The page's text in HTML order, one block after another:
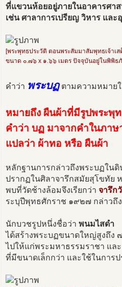
ที่แขวนห้อยอยู่ภายในอาคารศา
เช่น ศาลาการเปรียญ วิหาร แล
[พระพุทธประวัติ ตอนพระสัมมาสัมพุทธเจ้า
ขนาด ๐.๗๖ x ๑.๖๖ เมตร ปัจจุบันอยู่ในพิพิ
คำว่า พระบฏตามความหมาย
หมายถึง ผืนผ้าที่มีรูปพระพุ
คำว่า บฏ มาจากคำในภา
แปลว่า ผ้าทอ หรือ ผืนผ้า
หลักฐานการกล่าวถึงพระบฏใน
ปรากฏในศิลาจารึกสมัยสุโขทัย
พบที่วัดช้างล้อมจึงเรียกว่า จารึก
ระบุปีพุทธศักราช ๑๙๒๗ กล่าวถึง
นักบวชรูปหนึ่งชื่อว่า พนมไสดำ
ได้สร้างพระบฏขนาดใหญ่สูงถึง
ไปให้แก่พระมหาธรรมราชา แล
ที่มีขนาดเล็กกว่า และใช้ในการ